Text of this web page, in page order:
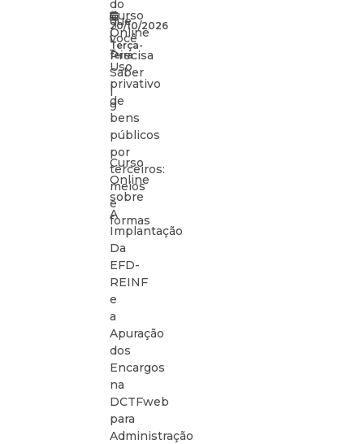
20/10/2026
|
Terça-
feira
Curso
Online
–
Uso
privativo
de
bens
públicos
por
terceiros:
meios
e
formas
do
que
você
Precisa
Saber
|
9
Curso
Online
sobre
A
Implantação
Da
EFD-
REINF
e
a
Apuração
dos
Encargos
na
DCTFweb
para
Administração